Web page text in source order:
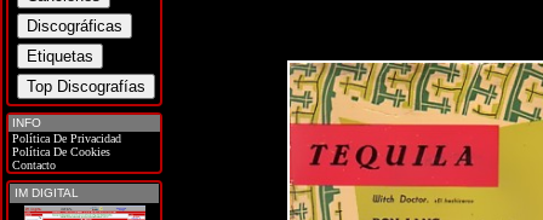
INFO
Política De Privacidad
Política De Cookies
Contacto
IM DIGITAL